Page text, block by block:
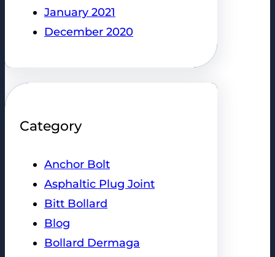
January 2021
December 2020
Category
Anchor Bolt
Asphaltic Plug Joint
Bitt Bollard
Blog
Bollard Dermaga